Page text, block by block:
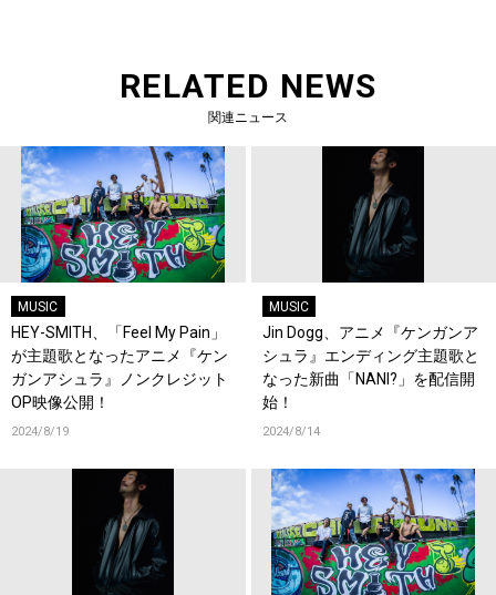
RELATED NEWS
関連ニュース
MUSIC
HEY-SMITH、「Feel My Pain」
が主題歌となったアニメ『ケン
ガンアシュラ』ノンクレジット
OP映像公開！
2024/8/19
MUSIC
Jin Dogg、アニメ『ケンガンア
シュラ』エンディング主題歌と
なった新曲「NANI?」を配信開
始！
2024/8/14